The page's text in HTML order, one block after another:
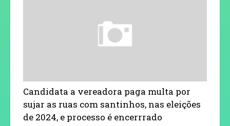
Candidata a vereadora paga multa por
sujar as ruas com santinhos, nas eleições
de 2024, e processo é encerrrado